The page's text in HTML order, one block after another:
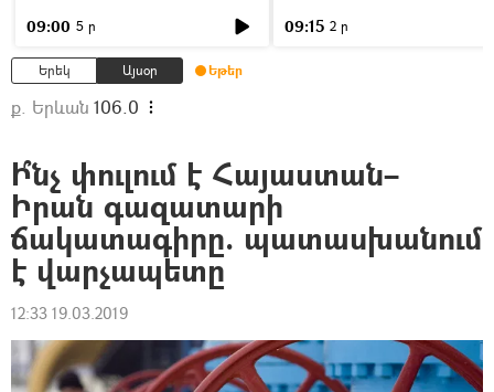
09:00 5 ր 09:15 2 ր
Երեկ Այսօր Եթեր
ք. Երևան 106.0
Ի՞նչ փուլում է Հայաստան–
Իրան գազատարի
ճակատագիրը. պատասխանում
է վարչապետը
12:33 19.03.2019